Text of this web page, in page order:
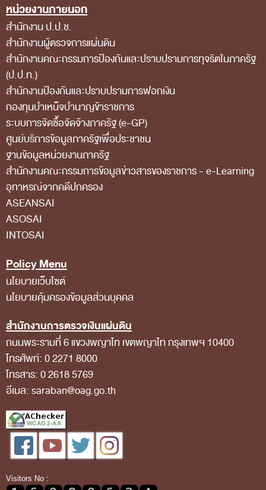
คณะกรรมการตรวจสอบของสำนักงานการตรวจเงิน
แผ่นดิน
โครงสร้างคณะกรรมการตรวจสอบ
เอกสารที่เกี่ยวข้องกับคณะกรรมการตรวจสอบ
คณะกรรมการมาตรฐานจริยธรรมของเจ้าหน้าที่และ
บุคลากรอื่น
โครงสร้างคณะกรรมการ
เอกสารที่เกี่ยวข้อง
ตราสัญลักษณ์ สตง.
ผลการตรวจสอบ
ผลการตรวจสอบที่สำคัญ
ข้อมูลสาธารณะ
ข่าวสารการจัดซื้อจัดจ้างของ สตง.
แผนการจัดซื้อจัดจ้าง
ประกาศประกวดราคา/ราคากลาง/ขายพัสดุเสื่อม
สภาพ
สรุปผลการจัดซื้อจัดจ้าง
ข้อมูลสาระสำคัญในสัญญา
การรายงานผลการจัดซื้อจัดจ้าง หรือการจัดการ
พัสดุ
การประเมิน ITA
ศูนย์ข้อมูลข่าวสารของราชการ
หน่วยงานภายนอก
สำนักงาน ป.ป.ช.
สำนักงานผู้ตรวจการแผ่นดิน
สำนักงานคณะกรรมการป้องกันและปราบปรามการทุจริตในภาครัฐ
(ป.ป.ท.)
สำนักงานป้องกันและปราบปรามการฟอกเงิน
กองทุนบำเหน็จบำนาญข้าราชการ
ระบบการจัดซื้อจัดจ้างภาครัฐ (e-GP)
ศูนย์บริการข้อมูลภาครัฐเพื่อประชาชน
ฐานข้อมูลหน่วยงานภาครัฐ
สํานักงานคณะกรรมการข้อมูลข่าวสารของราชการ - e-Learning
อุทาหรณ์จากคดีปกครอง
ASEANSAI
ASOSAI
INTOSAI
Policy Menu
นโยบายเว็บไซต์
นโยบายคุ้มครองข้อมูลส่วนบุคคล
สำนักงานการตรวจเงินแผ่นดิน
ถนนพระรามที่ 6 แขวงพญาไท เขตพญาไท กรุงเทพฯ 10400
โทรศัพท์: 0 2271 8000
โทรสาร: 0 2618 5769
อีเมล: saraban@oag.go.th
Visitors No :